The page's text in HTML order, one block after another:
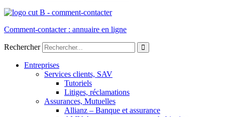
Comment-contacter : annuaire en ligne
Rechercher
Entreprises
Services clients, SAV
Tutoriels
Litiges, réclamations
Assurances, Mutuelles
Allianz – Banque et assurance